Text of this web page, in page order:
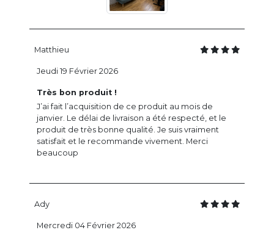
Matthieu
Très bon produit !
J’ai fait l’acquisition de ce produit au mois de
janvier. Le délai de livraison a été respecté, et le
produit de très bonne qualité. Je suis vraiment
satisfait et le recommande vivement. Merci
beaucoup
Jeudi 19 Février 2026
Ady
Mercredi 04 Février 2026